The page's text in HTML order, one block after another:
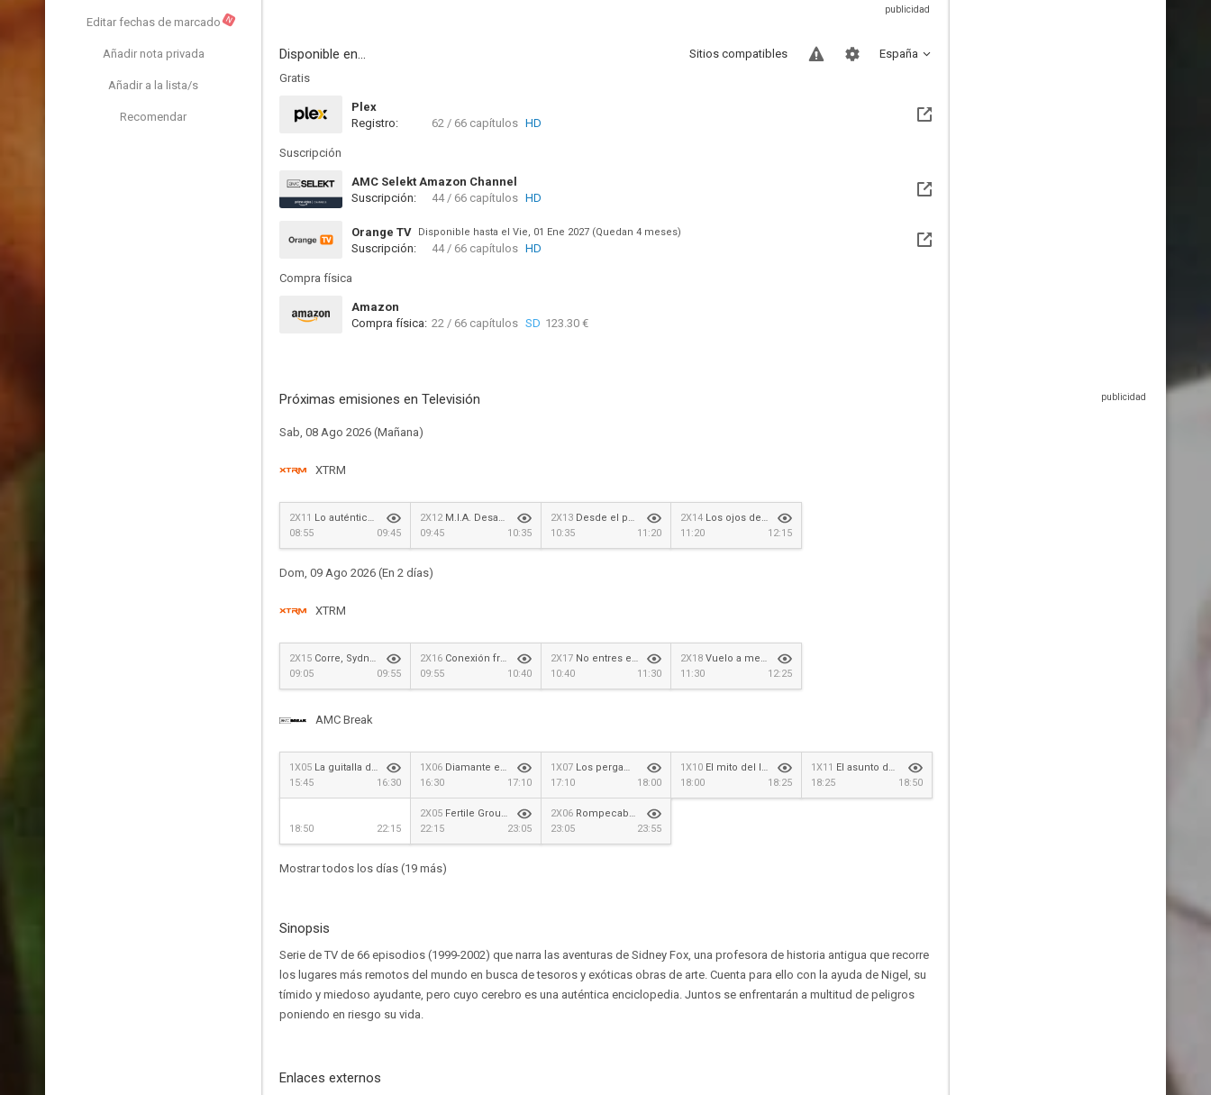
Editar fechas de marcado N
Añadir nota privada
Añadir a la lista/s
Recomendar
Disponible en... España
Sitios compatibles
Gratis
Plex
Registro:
62 / 66 capítulos HD
Suscripción
AMC Selekt Amazon Channel
Suscripción:
44 / 66 capítulos HD
Orange TV Disponible hasta el Vie, 01 Ene 2027 (Quedan 4 meses)
Suscripción: 44 / 66 capítulos HD
Compra física
Amazon
Compra física: 22 / 66 capítulos SD 123.30 €
Próximas emisiones en Televisión
Sab, 08 Ago 2026 (Mañana)
XTRM
2X11 Lo auténtico en el cine
08:55
09:45
2X12M.I.A. Desaparecida en acción
09:45
10:35
2X13Desde el pasado
10:35
11:20
2X14 Los ojos de Tokomani
11:20
12:15
Dom, 09 Ago 2026 (En 2 días)
XTRM
2X15 Corre, Sydney, corre.
09:05
09:55
2X16Conexión francesa
09:55
10:40
2X17No entres en el bosque
10:40
11:30
2X18 Vuelo a medianoche
11:30
12:25
AMC Break
1X05 La guitalla de Elvis
15:45
16:30
1X06Diamante en bruto
16:30
17:10
1X07Los pergaminos
17:10
18:00
1X10 El mito del laberinto
18:00
18:25
1X11 El asunto de Lacora
18:25
18:50
18:50 22:15
2X05Fertile Ground
22:15
23:05
2X06Rompecabezas gitanos
23:05
23:55
Mostrar todos los días (19 más)
Sinopsis
Serie de TV de 66 episodios (1999-2002) que narra las aventuras de Sidney Fox, una profesora de historia antigua que recorre
los lugares más remotos del mundo en busca de tesoros y exóticas obras de arte. Cuenta para ello con la ayuda de Nigel, su
tímido y miedoso ayudante, pero cuyo cerebro es una auténtica enciclopedia. Juntos se enfrentarán a multitud de peligros
poniendo en riesgo su vida.
Enlaces externos